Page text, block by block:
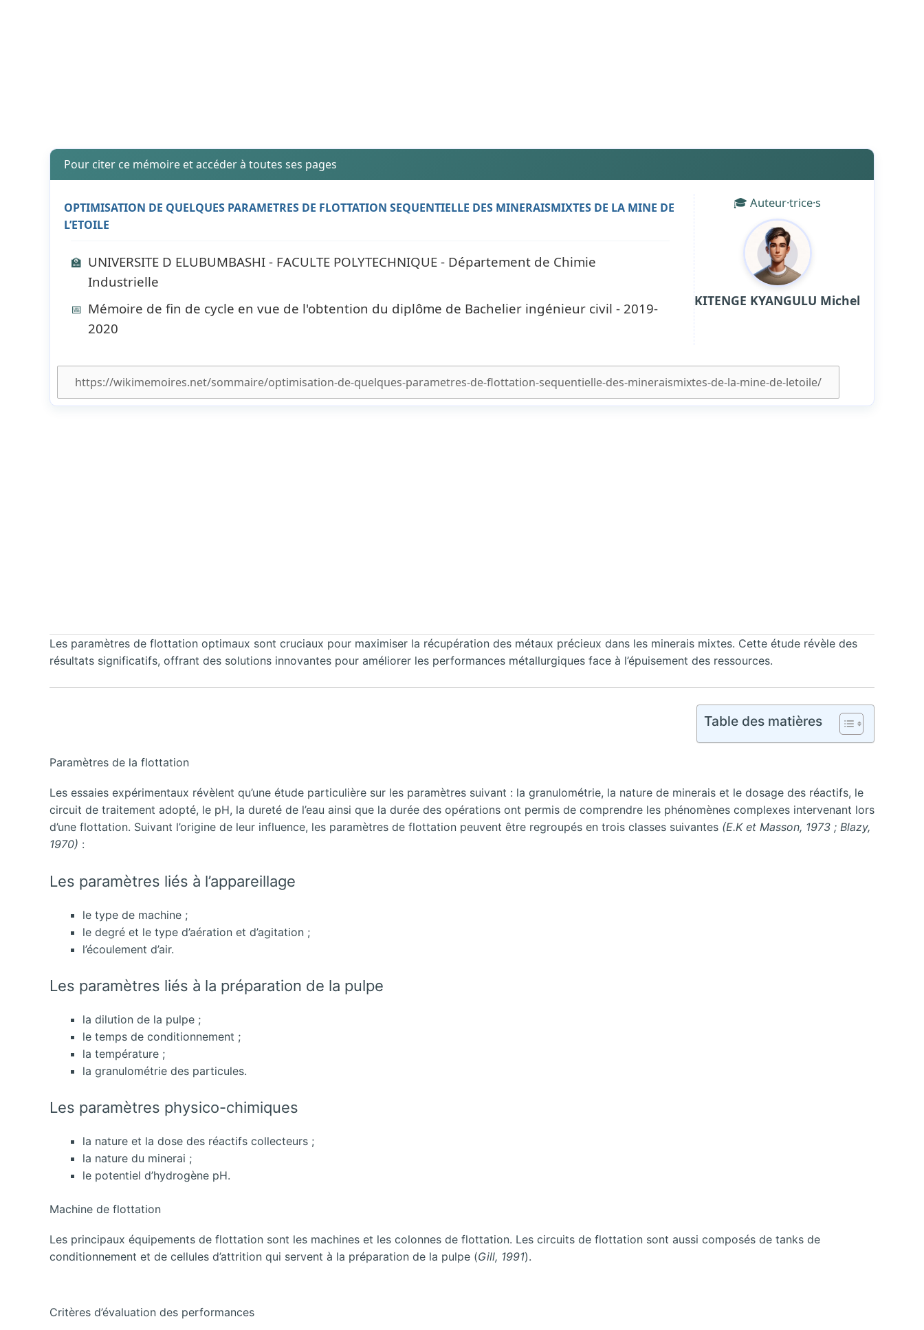
Pour citer ce mémoire et accéder à toutes ses pages
OPTIMISATION DE QUELQUES PARAMETRES DE FLOTTATION SEQUENTIELLE DES MINERAISMIXTES DE LA MINE DE
L’ETOILE
🏫 UNIVERSITE D ELUBUMBASHI - FACULTE POLYTECHNIQUE - Département de Chimie
Industrielle
📅 Mémoire de fin de cycle en vue de l'obtention du diplôme de Bachelier ingénieur civil - 2019-
2020
🎓 Auteur·trice·s
KITENGE KYANGULU Michel
Les paramètres de flottation optimaux sont cruciaux pour maximiser la récupération des métaux précieux dans les minerais mixtes. Cette étude révèle des
résultats significatifs, offrant des solutions innovantes pour améliorer les performances métallurgiques face à l’épuisement des ressources.
Table des matières
Paramètres de la flottation
Les essaies expérimentaux révèlent qu’une étude particulière sur les paramètres suivant : la granulométrie, la nature de minerais et le dosage des réactifs, le
circuit de traitement adopté, le pH, la dureté de l’eau ainsi que la durée des opérations ont permis de comprendre les phénomènes complexes intervenant lors
d’une flottation. Suivant l’origine de leur influence, les paramètres de flottation peuvent être regroupés en trois classes suivantes (E.K et Masson, 1973 ; Blazy,
1970) :
Les paramètres liés à l’appareillage
le type de machine ;
le degré et le type d’aération et d’agitation ;
l’écoulement d’air.
Les paramètres liés à la préparation de la pulpe
la dilution de la pulpe ;
le temps de conditionnement ;
la température ;
la granulométrie des particules.
Les paramètres physico-chimiques
la nature et la dose des réactifs collecteurs ;
la nature du minerai ;
le potentiel d’hydrogène pH.
Machine de flottation
Les principaux équipements de flottation sont les machines et les colonnes de flottation. Les circuits de flottation sont aussi composés de tanks de
conditionnement et de cellules d’attrition qui servent à la préparation de la pulpe (Gill, 1991).
Critères d’évaluation des performances